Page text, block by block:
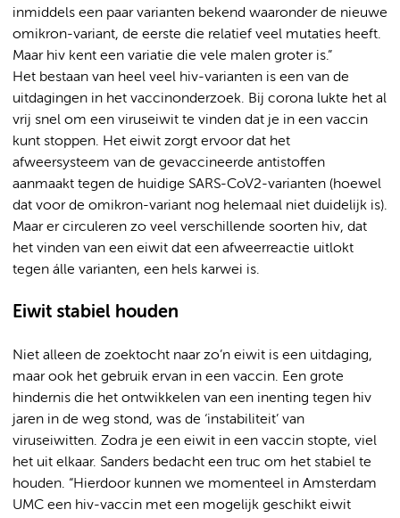
inmiddels een paar varianten bekend waaronder de nieuwe
omikron-variant, de eerste die relatief veel mutaties heeft.
Maar hiv kent een variatie die vele malen groter is.”
Het bestaan van heel veel hiv-varianten is een van de
uitdagingen in het vaccinonderzoek. Bij corona lukte het al
vrij snel om een viruseiwit te vinden dat je in een vaccin
kunt stoppen. Het eiwit zorgt ervoor dat het
afweersysteem van de gevaccineerde antistoffen
aanmaakt tegen de huidige SARS-CoV2-varianten (hoewel
dat voor de omikron-variant nog helemaal niet duidelijk is).
Maar er circuleren zo veel verschillende soorten hiv, dat
het vinden van een eiwit dat een afweerreactie uitlokt
tegen álle varianten, een hels karwei is.
Eiwit stabiel houden
Niet alleen de zoektocht naar zo’n eiwit is een uitdaging,
maar ook het gebruik ervan in een vaccin. Een grote
hindernis die het ontwikkelen van een inenting tegen hiv
jaren in de weg stond, was de ‘instabiliteit’ van
viruseiwitten. Zodra je een eiwit in een vaccin stopte, viel
het uit elkaar. Sanders bedacht een truc om het stabiel te
houden. “Hierdoor kunnen we momenteel in Amsterdam
UMC een hiv-vaccin met een mogelijk geschikt eiwit